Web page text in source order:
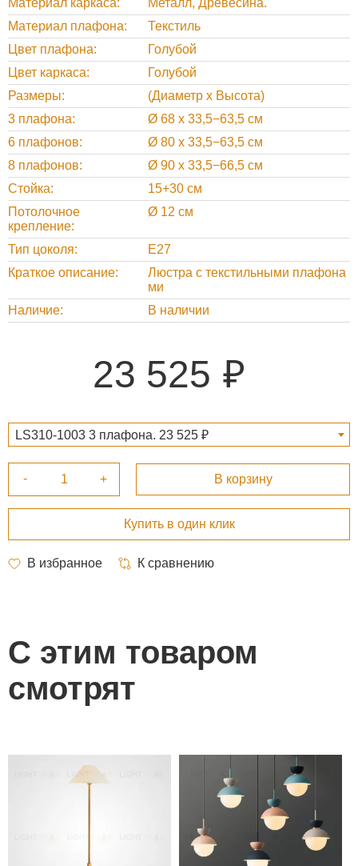
Материал плафона
Текстиль
Цвет плафона
Голубой
Цвет каркаса
Голубой
Размеры
(Диаметр х Высота)
3 плафона
Ø 68 х 33,5−63,5 см
6 плафонов
Ø 80 х 33,5−63,5 см
8 плафонов
Ø 90 х 33,5−66,5 см
Стойка
15+30 см
Потолочное
крепление
Ø 12 см
Тип цоколя
E27
Краткое описание
Люстра с текстильными плафона
ми
Наличие
В наличии
23 525
LS310-1003 3 плафона. 23 525 ₽
С этим товаром
смотрят